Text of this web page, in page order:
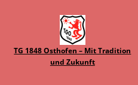
TG 1848 Osthofen – Mit Tradition
und Zukunft